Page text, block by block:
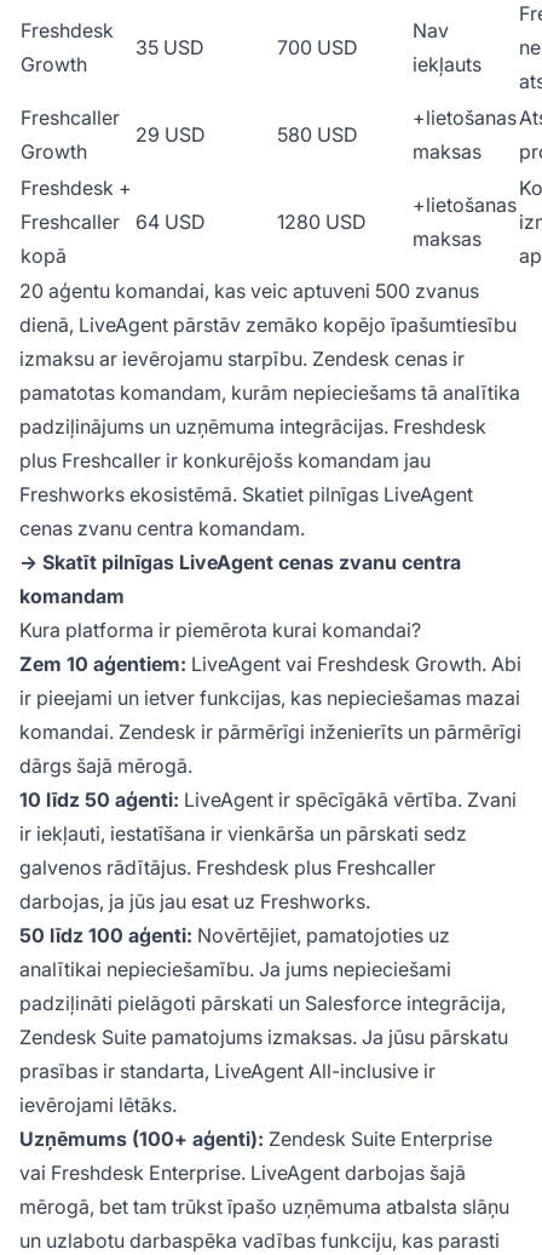
Freshdesk
Growth
35 USD 700 USD
Nav
iekļauts
Freshcaller
Growth
29 USD 580 USD
+lietošanas
maksas
Freshdesk +
Freshcaller
kopā
64 USD 1280 USD
+lietošanas
maksas
20 aģentu komandai, kas veic aptuveni 500 zvanus
dienā, LiveAgent pārstāv zemāko kopējo īpašumtiesību
izmaksu ar ievērojamu starpību. Zendesk cenas ir
pamatotas komandam, kurām nepieciešams tā analītika
padziļinājums un uzņēmuma integrācijas. Freshdesk
plus Freshcaller ir konkurējošs komandam jau
Freshworks ekosistēmā. Skatiet pilnīgas LiveAgent
cenas zvanu centra komandam.
→ Skatīt pilnīgas LiveAgent cenas zvanu centra
komandam
Kura platforma ir piemērota kurai komandai?
Zem 10 aģentiem: LiveAgent vai Freshdesk Growth. Abi
ir pieejami un ietver funkcijas, kas nepieciešamas mazai
komandai. Zendesk ir pārmērīgi inženierīts un pārmērīgi
dārgs šajā mērogā.
10 līdz 50 aģenti: LiveAgent ir spēcīgākā vērtība. Zvani
ir iekļauti, iestatīšana ir vienkārša un pārskati sedz
galvenos rādītājus. Freshdesk plus Freshcaller
darbojas, ja jūs jau esat uz Freshworks.
50 līdz 100 aģenti: Novērtējiet, pamatojoties uz
analītikai nepieciešamību. Ja jums nepieciešami
padziļināti pielāgoti pārskati un Salesforce integrācija,
Zendesk Suite pamatojums izmaksas. Ja jūsu pārskatu
prasības ir standarta, LiveAgent All-inclusive ir
ievērojami lētāks.
Uzņēmums (100+ aģenti): Zendesk Suite Enterprise
vai Freshdesk Enterprise. LiveAgent darbojas šajā
mērogā, bet tam trūkst īpašo uzņēmuma atbalsta slāņu
un uzlabotu darbaspēka vadības funkciju, kas parasti